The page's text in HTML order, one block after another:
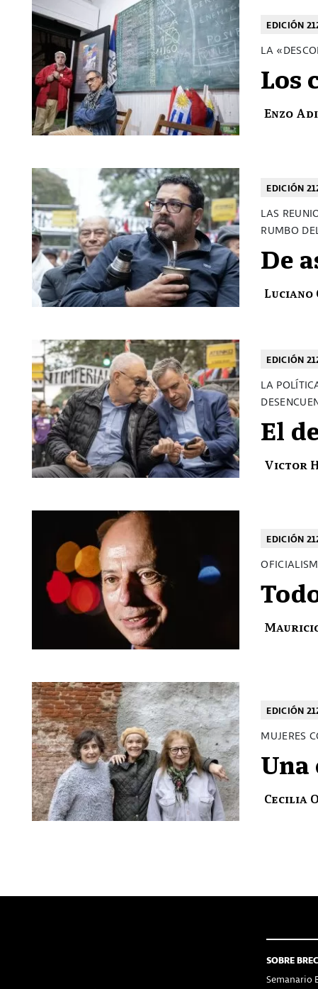
EDICIÓN
LA
Los
Enzo
EDICIÓN
LAS
RUMBO
De
Luciano
EDICIÓN
LA
El
Victor
EDICIÓN
EDICIÓN
MUJERES
Una
Cecilia
SOBRE
Semanario